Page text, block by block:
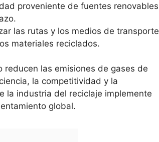
proveniente de fuentes renovables
las rutas y los medios de transporte
materiales reciclados.
las emisiones de gases de
la competitividad y la
la industria del reciclaje implemente
global.